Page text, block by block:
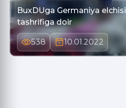
BuxDUga Germaniya elchisi
tashrifiga doir
538 10.01.2022